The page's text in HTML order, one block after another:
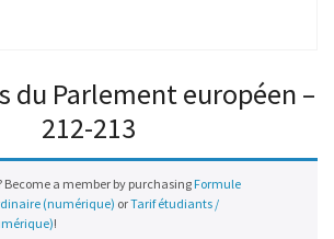
du Parlement européen –
212-213
Become a member by purchasing Formule
(numérique) orTarif étudiants /
!